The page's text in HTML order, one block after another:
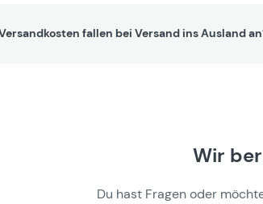
fallen bei Versand ins Ausland
Wir
Du hast Fragen oder